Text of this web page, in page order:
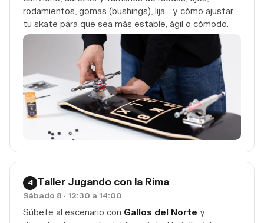
rodamientos, gomas (bushings), lija… y cómo ajustar
tu skate para que sea más estable, ágil o cómodo.
4 Taller Jugando con la Rima
Sábado 8 · 12:30 a 14:00
Súbete al escenario con Gallos del Norte y